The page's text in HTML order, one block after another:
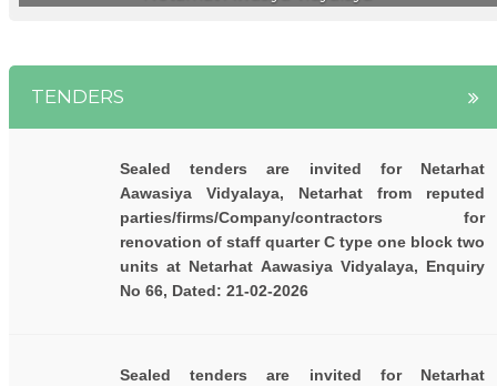
TENDERS
Sealed tenders are invited for Netarhat
Aawasiya Vidyalaya, Netarhat from reputed
parties/firms/Company/contractors for
renovation of staff quarter C type one block two
units at Netarhat Aawasiya Vidyalaya, Enquiry
No 66, Dated: 21-02-2026
Sealed tenders are invited for Netarhat